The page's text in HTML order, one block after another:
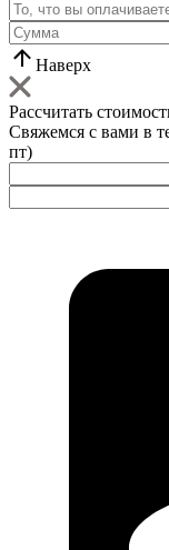
Наверх
Рассчитать
Свяжемся с вами в
пт)